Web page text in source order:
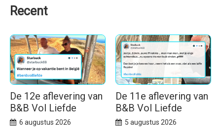
Recent
De 12e aflevering van
B&B Vol Liefde
6 augustus 2026
De 11e aflevering van
B&B Vol Liefde
5 augustus 2026